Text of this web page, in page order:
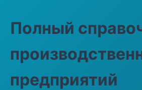
Полный
предприятий